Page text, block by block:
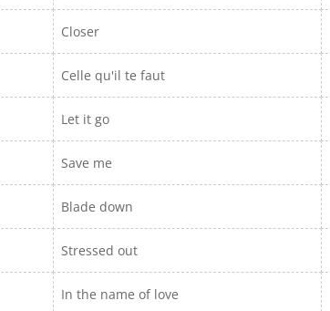
Closer
Celle qu'il te faut
Let it go
Save me
Blade down
Stressed out
In the name of love